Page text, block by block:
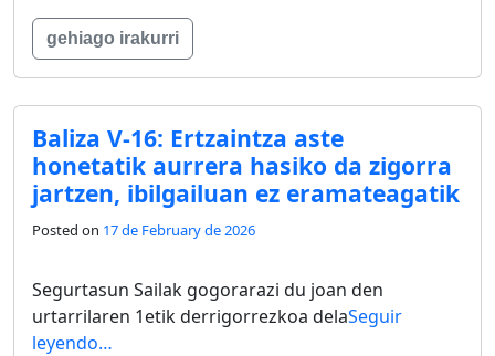
gehiago irakurri
Baliza V-16: Ertzaintza aste
honetatik aurrera hasiko da zigorra
jartzen, ibilgailuan ez eramateagatik
Posted on 17 de February de 2026
Segurtasun Sailak gogorarazi du joan den
urtarrilaren 1etik derrigorrezkoa delaSeguir
leyendo…